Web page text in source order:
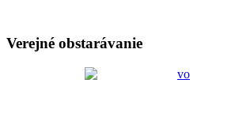
Verejné obstarávanie